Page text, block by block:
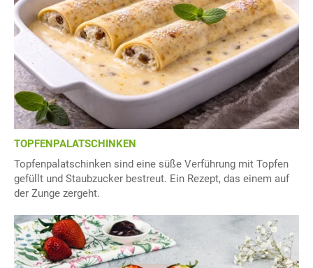
TOPFENPALATSCHINKEN
Topfenpalatschinken sind eine süße Verführung mit Topfen
gefüllt und Staubzucker bestreut. Ein Rezept, das einem auf
der Zunge zergeht.